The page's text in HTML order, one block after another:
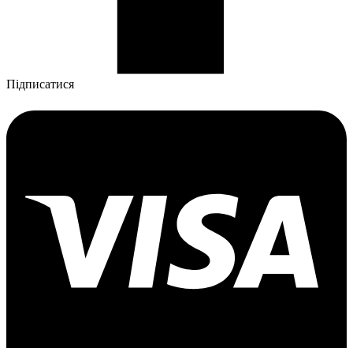
Підписатися